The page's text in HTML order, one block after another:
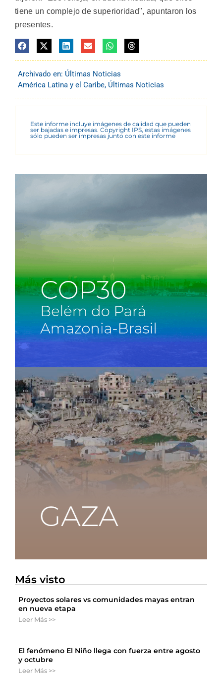
tiene un complejo de superioridad", apuntaron los
presentes.
Archivado en: Últimas Noticias
América Latina y el Caribe, Últimas Noticias
Este informe incluye imágenes de calidad que pueden
ser bajadas e impresas. Copyright IPS, estas imágenes
sólo pueden ser impresas junto con este informe
Más visto
Proyectos solares vs comunidades mayas entran
en nueva etapa
Leer Más >>
El fenómeno El Niño llega con fuerza entre agosto
y octubre
Leer Más >>